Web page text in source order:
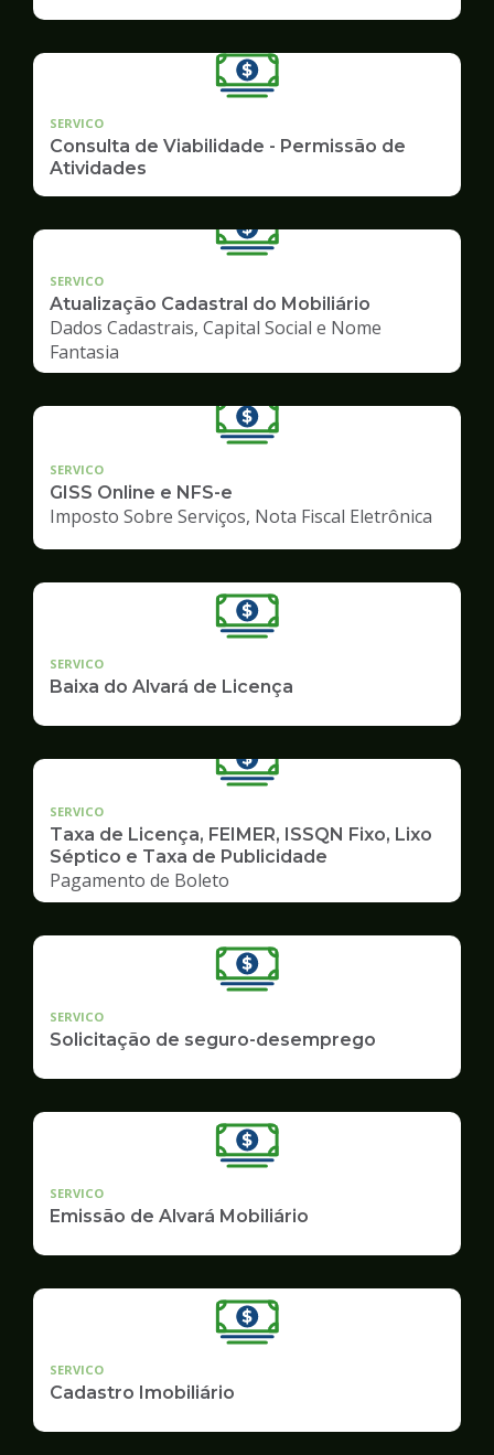
SERVICO
Consulta de Viabilidade - Permissão de
Atividades
SERVICO
Atualização Cadastral do Mobiliário
Dados Cadastrais, Capital Social e Nome
Fantasia
SERVICO
GISS Online e NFS-e
Imposto Sobre Serviços, Nota Fiscal Eletrônica
SERVICO
Baixa do Alvará de Licença
SERVICO
Taxa de Licença, FEIMER, ISSQN Fixo, Lixo
Séptico e Taxa de Publicidade
Pagamento de Boleto
SERVICO
Solicitação de seguro-desemprego
SERVICO
Emissão de Alvará Mobiliário
SERVICO
Cadastro Imobiliário